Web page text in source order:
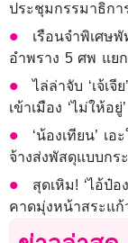
ประชุมกรรมาธิกา
เรือนจำพิเศษ
อำพราง 5 ศพ แย
ไล่ล่าจับ ‘เจ้เ
เข้าเมือง ‘ไม่ให้อยู่’
‘น้องเทียน’ เ
จ้างส่งพัสดุแบบกร
สุดเหิม! ‘ไอ้ป๋
คาดมุ่งหน้าสระแก้